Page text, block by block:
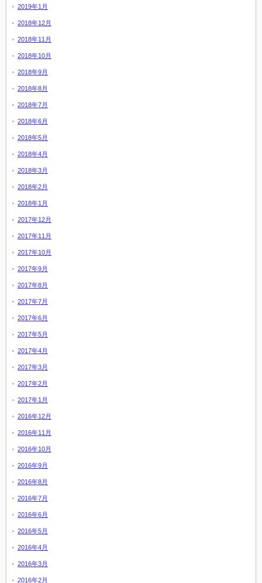
2019年1月
2018年12月
2018年11月
2018年10月
2018年9月
2018年8月
2018年7月
2018年6月
2018年5月
2018年4月
2018年3月
2018年2月
2018年1月
2017年12月
2017年11月
2017年10月
2017年9月
2017年8月
2017年7月
2017年6月
2017年5月
2017年4月
2017年3月
2017年2月
2017年1月
2016年12月
2016年11月
2016年10月
2016年9月
2016年8月
2016年7月
2016年6月
2016年5月
2016年4月
2016年3月
2016年2月